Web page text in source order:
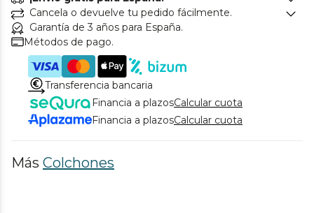
Cancela o devuelve tu pedido fácilmente.
Garantía de 3 años para España.
Métodos de pago.
Transferencia bancaria
Financia a plazosCalcular cuota
Financia a plazosCalcular cuota
Más Colchones